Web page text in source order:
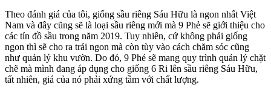
Theo đánh giá của tôi, giống sầu riêng Sáu Hữu là ngon nhất Việt
Nam và đây cũng sẽ là loại sầu riêng mới mà 9 Phẻ sẽ giới thiệu cho
các tín đồ sầu trong năm 2019. Tuy nhiên, cứ không phải giống
ngon thì sẽ cho ra trái ngon mà còn tùy vào cách chăm sóc cũng
như quản lý khu vườn. Do đó, 9 Phẻ sẽ mang quy trình quản lý chặt
chẽ mà mình đang áp dụng cho giống 6 Ri lên sầu riêng Sáu Hữu,
tất nhiên, giá của nó phải xứng tầm với chất lượng.